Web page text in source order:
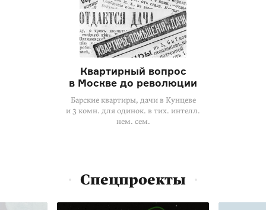
Квартирный вопрос
в Москве до революции
Барские квартиры, дачи в Кунцеве
и 3 комн. для одинок. в тих. интелл.
нем. сем.
Спецпроекты